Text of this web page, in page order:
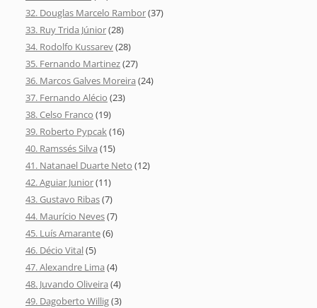
32. Douglas Marcelo Rambor(37)
33. Ruy Trida Júnior(28)
34. Rodolfo Kussarev(28)
35. Fernando Martinez(27)
36. Marcos Galves Moreira (24)
37. Fernando Alécio (23)
38. Celso Franco (19)
39. Roberto Pypcak(16)
40. Ramssés Silva (15)
41. Natanael Duarte Neto (12)
42. Aguiar Junior(11)
43. Gustavo Ribas(7)
44. Maurício Neves(7)
45. Luís Amarante(6)
46. Décio Vital(5)
47. Alexandre Lima (4)
48. Juvando Oliveira (4)
49. Dagoberto Willig(3)